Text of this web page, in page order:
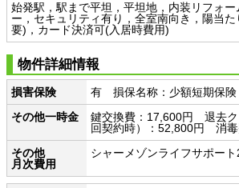
始発駅，駅まで平坦，平坦地，内装リフォ
ー，セキュリティ有り，全室南向き，陽当
要)，カード決済可(入居時費用)
物件詳細情報
損害保険
有 損保名称：少額短期保
その他一時金
鍵交換費：17,600円 退去ク
回契約時）：52,800円 消
その他
月次費用
シャーメゾンライフサポー